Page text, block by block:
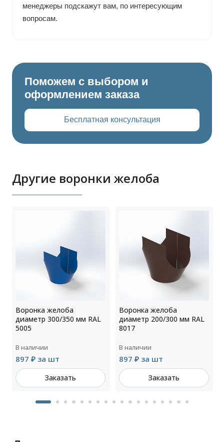
менеджеры подскажут вам, по интересующим
вопросам.
Поможем с выбором и
оформлением заказа
Бесплатная консультация
Другие воронки желоба
Воронка желоба
диаметр 300/350 мм RAL
5005
В наличии
897 ₽ за шт
Заказать
Воронка желоба
диаметр 200/300 мм RAL
8017
В наличии
897 ₽ за шт
Заказать